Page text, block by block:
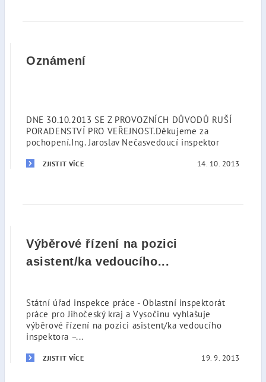
Oznámení
DNE 30.10.2013 SE Z PROVOZNÍCH DŮVODŮ RUŠÍ
PORADENSTVÍ PRO VEŘEJNOST.Děkujeme za
pochopení.Ing. Jaroslav Nečasvedoucí inspektor
ZJISTIT VÍCE 14. 10. 2013
Výběrové řízení na pozici
asistent/ka vedoucího...
Státní úřad inspekce práce - Oblastní inspektorát
práce pro Jihočeský kraj a Vysočinu vyhlašuje
výběrové řízení na pozici asistent/ka vedoucího
inspektora –...
ZJISTIT VÍCE 19. 9. 2013